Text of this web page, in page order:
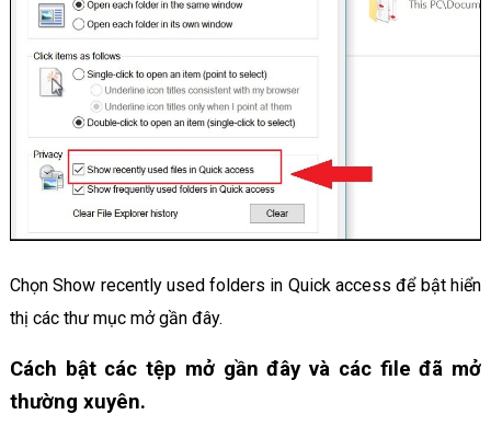
Chọn Show recently used folders in Quick access để bật hiển
thị các thư mục mở gần đây.
Cách bật các tệp mở gần đây và các file đã mở
thường xuyên.